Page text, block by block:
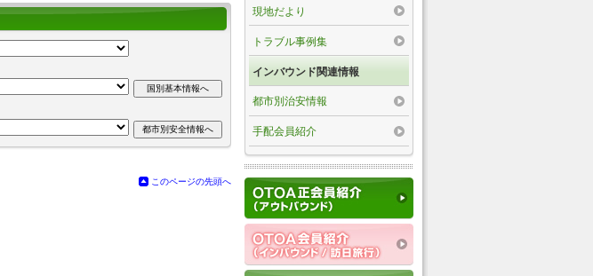
このページの先頭へ
現地だより
トラブル事例集
インバウンド関連情報
都市別治安情報
手配会員紹介